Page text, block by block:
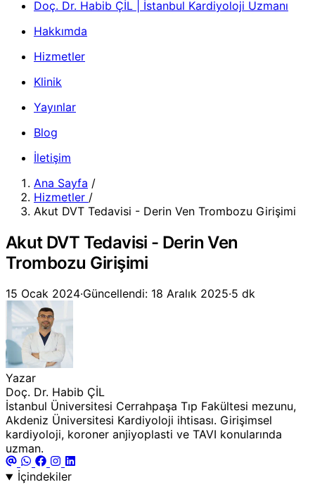
Doç. Dr. Habib ÇİL | İstanbul Kardiyoloji Uzmanı
Hakkımda
Hizmetler
Klinik
Yayınlar
Blog
İletişim
Ana Sayfa /
Hizmetler /
Akut DVT Tedavisi - Derin Ven Trombozu Girişimi
Akut DVT Tedavisi - Derin Ven
Trombozu Girişimi
15 Ocak 2024·Güncellendi: 18 Aralık 2025·5 dk
Yazar
Doç. Dr. Habib ÇİL
İstanbul Üniversitesi Cerrahpaşa Tıp Fakültesi mezunu,
Akdeniz Üniversitesi Kardiyoloji ihtisası. Girişimsel
kardiyoloji, koroner anjiyoplasti ve TAVI konularında
uzman.
İçindekiler